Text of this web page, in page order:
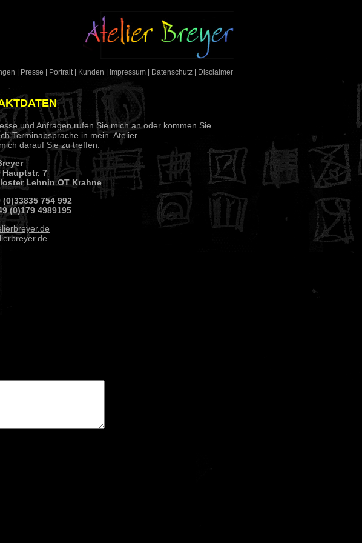
Presse Portrait| Kunden Impressum Datenschutz Disclaimer
und Anfragen rufen Sie mich an oder kommen Sie
Terminabsprache in mein Atelier.
darauf Sie zu treffen.
Hauptstr. 7
Lehnin OT Krahne
(0)33835 754 992
(0)179 4989195